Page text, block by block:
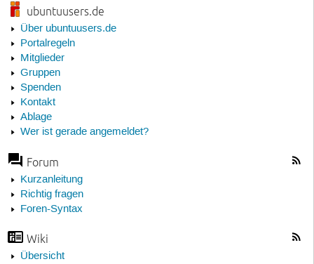
ubuntuusers.de
Über ubuntuusers.de
Portalregeln
Mitglieder
Gruppen
Spenden
Kontakt
Ablage
Wer ist gerade angemeldet?
Forum
Kurzanleitung
Richtig fragen
Foren-Syntax
Wiki
Übersicht